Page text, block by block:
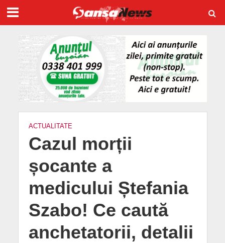
ACTUALITATE
Cazul morții
șocante a
medicului Ștefania
Szabo! Ce caută
anchetatorii, detalii